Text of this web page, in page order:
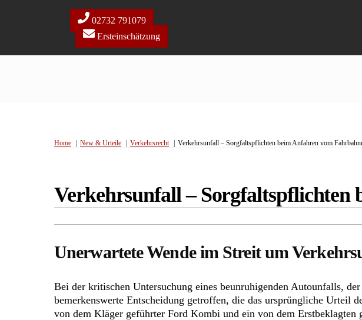
02732 791079
Ersteinschätzung
Home New & Urteile Verkehrsrecht Verkehrsunfall – Sorgfaltspflichten beim Anfahren vom
Verkehrsunfall –
Unerwartete Wende im Streit um
Bei der kritischen Untersuchung eines beunruhigenden Autounfalls,
bemerkenswerte Entscheidung getroffen, die das ursprüngliche Urteil
von dem Kläger geführter Ford Kombi und ein von dem